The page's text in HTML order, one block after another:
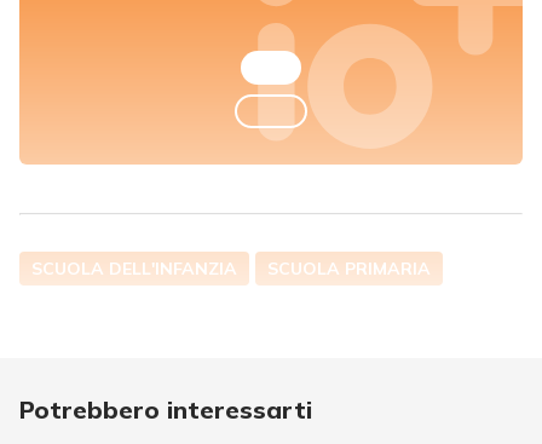
SCUOLA DELL'INFANZIA SCUOLA PRIMARIA
Potrebbero interessarti